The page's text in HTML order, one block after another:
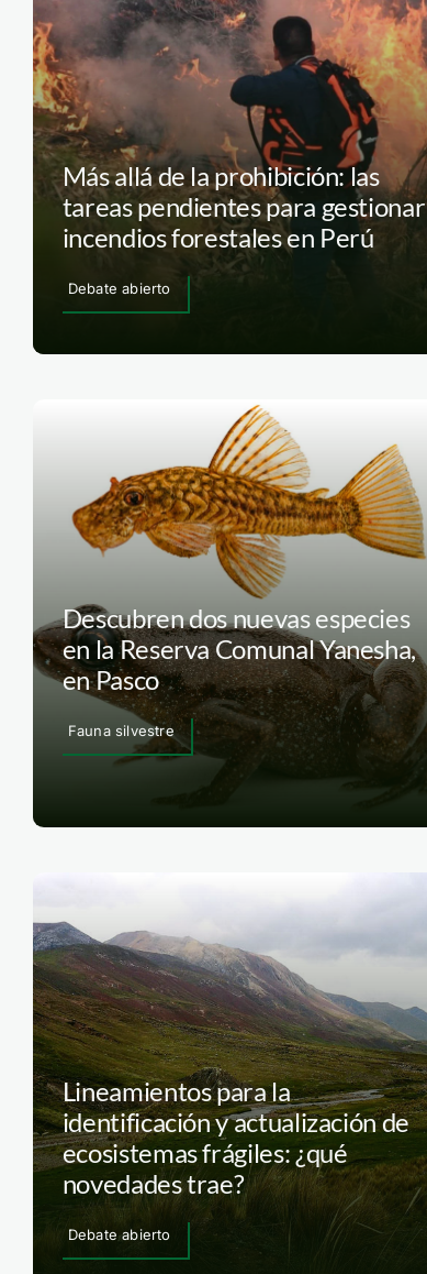
Más allá de la prohibición: las
tareas pendientes para gestionar
incendios forestales en Perú
Debate abierto
Descubren dos nuevas especies
en la Reserva Comunal Yanesha,
en Pasco
Fauna silvestre
Lineamientos para la
identificación y actualización de
ecosistemas frágiles: ¿qué
novedades trae?
Debate abierto